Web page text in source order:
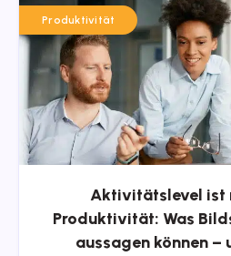
Produktivität
Aktivitätslevel ist
Produktivität: Was
aussagen können –